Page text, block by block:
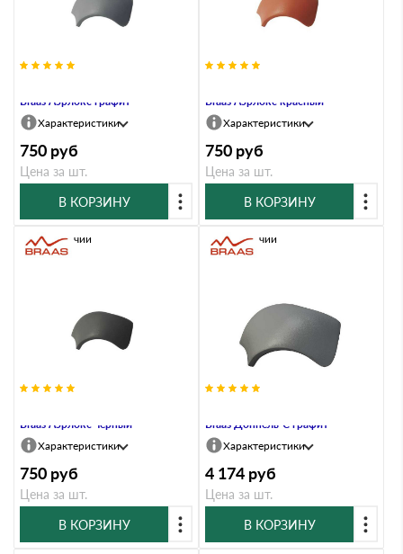
Braas Аэрлокс графит
Характеристики
750 руб
Цена за шт.
В КОРЗИНУ
Braas Аэрлокс красный
Характеристики
750 руб
Цена за шт.
В КОРЗИНУ
Braas Аэрлокс черный
В наличии
Характеристики
750 руб
Цена за шт.
В КОРЗИНУ
Braas Доппель-С графит
В наличии
Характеристики
4 174 руб
Цена за шт.
В КОРЗИНУ